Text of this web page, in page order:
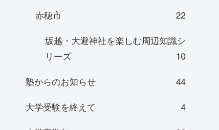
赤穂市
22
坂越・大避神社を楽しむ周辺知識シ
リーズ
10
塾からのお知らせ
44
大学受験を終えて
4